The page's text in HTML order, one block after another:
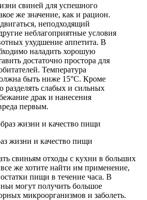
свиней для успешного
же значение, как и рацион.
неподходящий
неблагоприятные условия
ухудшение аппетита. В
наладить хорошую
достаточно простора для
Температура
быть ниже 15°C. Кроме
разделять слабых и сильных
драк и нанесения
первым.
жизни и качество пищи
свиньям отходы с кухни в больших
же хотите найти им применение,
пищи в течение часа. В
могут получить большое
микроорганизмов и заболеть.